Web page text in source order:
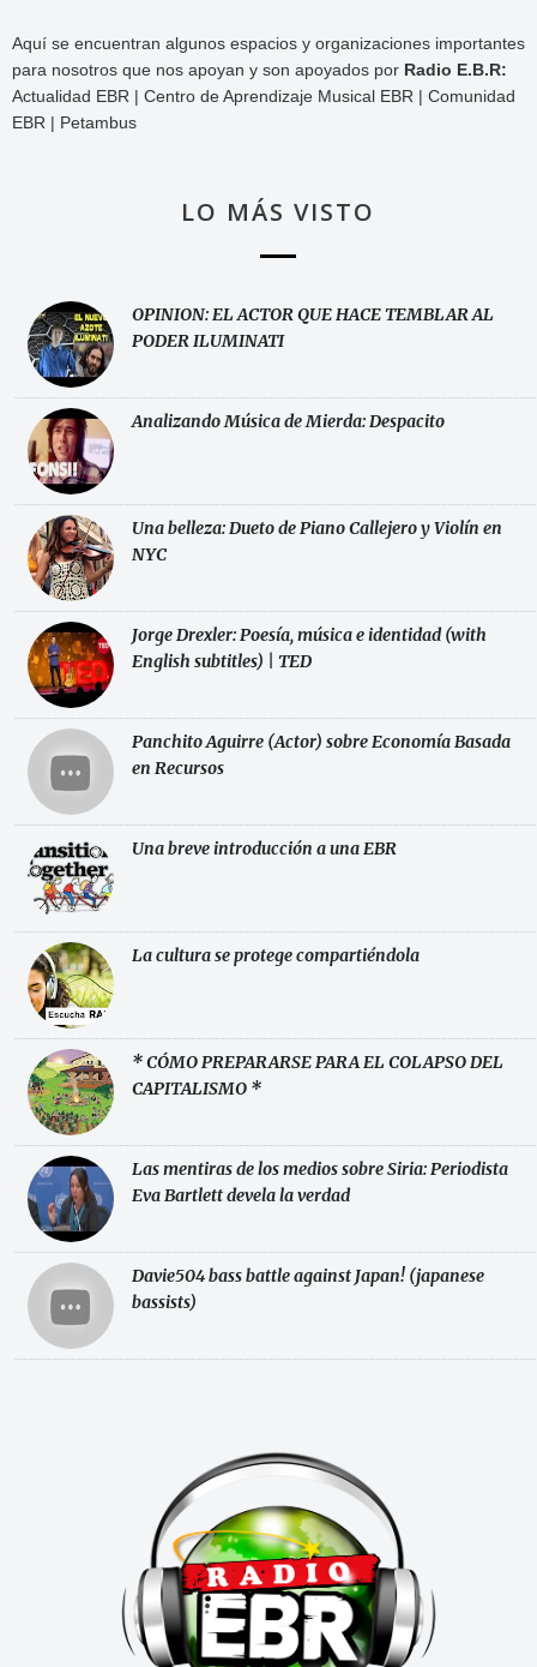
Aquí se encuentran algunos espacios y organizaciones importantes
para nosotros que nos apoyan y son apoyados por Radio E.B.R:
Actualidad EBR | Centro de Aprendizaje Musical EBR | Comunidad
EBR | Petambus
LO MÁS VISTO
OPINION: EL ACTOR QUE HACE TEMBLAR AL
PODER ILUMINATI
Analizando Música de Mierda: Despacito
Una belleza: Dueto de Piano Callejero y Violín en
NYC
Jorge Drexler: Poesía, música e identidad (with
English subtitles) | TED
Panchito Aguirre (Actor) sobre Economía Basada
en Recursos
Una breve introducción a una EBR
La cultura se protege compartiéndola
* CÓMO PREPARARSE PARA EL COLAPSO DEL
CAPITALISMO *
Las mentiras de los medios sobre Siria: Periodista
Eva Bartlett devela la verdad
Davie504 bass battle against Japan! (japanese
bassists)